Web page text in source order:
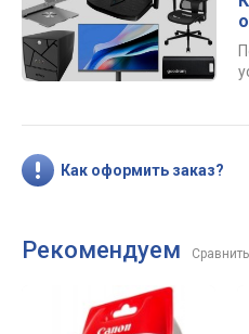
Как оформить заказ?
Рекомендуем